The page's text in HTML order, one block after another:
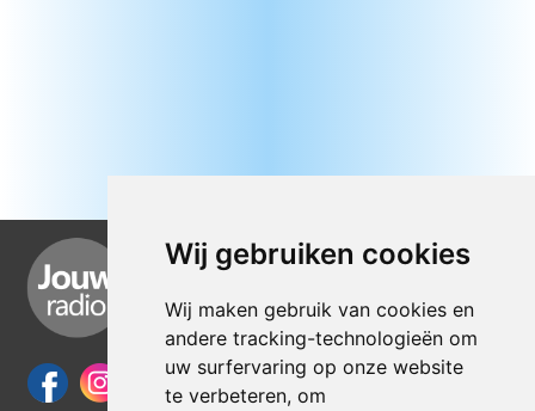
Wij gebruiken cookies
Wij maken gebruik van cookies en
andere tracking-technologieën om
uw surfervaring op onze website
te verbeteren, om